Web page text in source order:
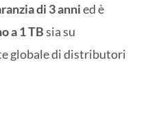
di 3 annied è
a 1 TBsia su
globale di distributori